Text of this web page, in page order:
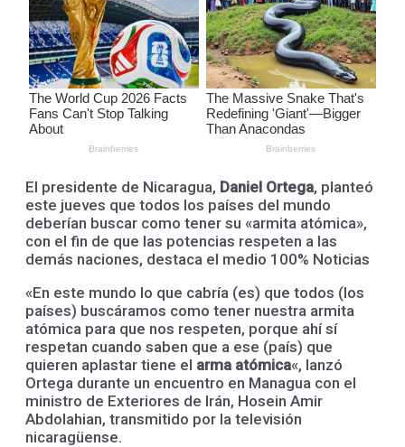
El presidente de Nicaragua, Daniel Ortega, planteó
este jueves que todos los países del mundo
deberían buscar como tener su «armita atómica»,
con el fin de que las potencias respeten a las
demás naciones, destaca el medio 100% Noticias
«En este mundo lo que cabría (es) que todos (los
países) buscáramos como tener nuestra armita
atómica para que nos respeten, porque ahí sí
respetan cuando saben que a ese (país) que
quieren aplastar tiene el arma atómica«, lanzó
Ortega durante un encuentro en Managua con el
ministro de Exteriores de Irán, Hosein Amir
Abdolahian, transmitido por la televisión
nicaragüense.